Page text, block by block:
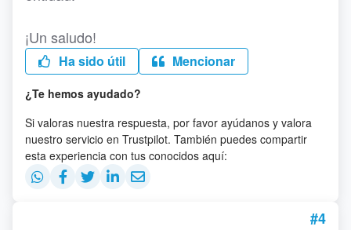
¡Un saludo!
Ha sido útil Mencionar
¿Te hemos ayudado?
Si valoras nuestra respuesta, por favor ayúdanos y valora
nuestro servicio en Trustpilot. También puedes compartir
esta experiencia con tus conocidos aquí:
#4